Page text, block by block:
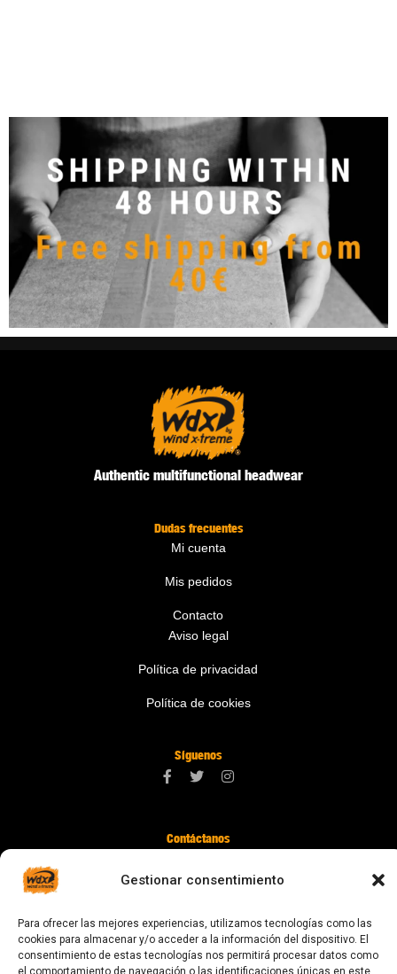
Gestionar consentimiento
Para ofrecer las mejores experiencias, utilizamos tecnologías como las
cookies para almacenar y/o acceder a la información del dispositivo. El
consentimiento de estas tecnologías nos permitirá procesar datos como
el comportamiento de navegación o las identificaciones únicas en este
Authentic multifunctional headwear
Dudas frecuentes
Mi cuenta
Mis pedidos
Contacto
Aviso legal
Política de privacidad
Política de cookies
Síguenos
Contáctanos
08024 Barcelona